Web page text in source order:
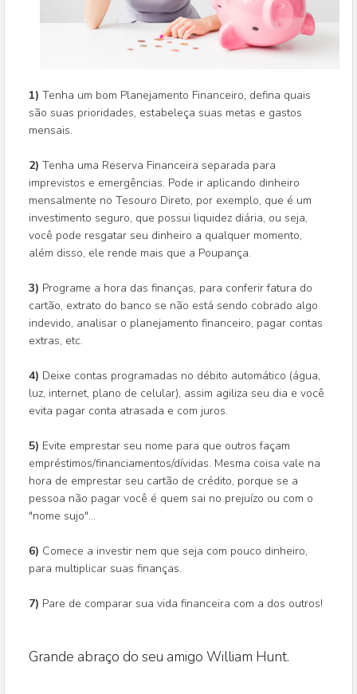
1) Tenha um bom Planejamento Financeiro, defina quais
são suas prioridades, estabeleça suas metas e gastos
mensais.
2) Tenha uma Reserva Financeira separada para
imprevistos e emergências. Pode ir aplicando dinheiro
mensalmente no Tesouro Direto, por exemplo, que é um
investimento seguro, que possui liquidez diária, ou seja,
você pode resgatar seu dinheiro a qualquer momento,
além disso, ele rende mais que a Poupança.
3) Programe a hora das finanças, para conferir fatura do
cartão, extrato do banco se não está sendo cobrado algo
indevido, analisar o planejamento financeiro, pagar contas
extras, etc.
4) Deixe contas programadas no débito automático (água,
luz, internet, plano de celular), assim agiliza seu dia e você
evita pagar conta atrasada e com juros.
5) Evite emprestar seu nome para que outros façam
empréstimos/financiamentos/dívidas. Mesma coisa vale na
hora de emprestar seu cartão de crédito, porque se a
pessoa não pagar você é quem sai no prejuízo ou com o
"nome sujo"...
6) Comece a investir nem que seja com pouco dinheiro,
para multiplicar suas finanças.
7) Pare de comparar sua vida financeira com a dos outros!
Grande abraço do seu amigo William Hunt.